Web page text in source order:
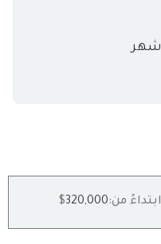
ابتداءً من:320,000
$